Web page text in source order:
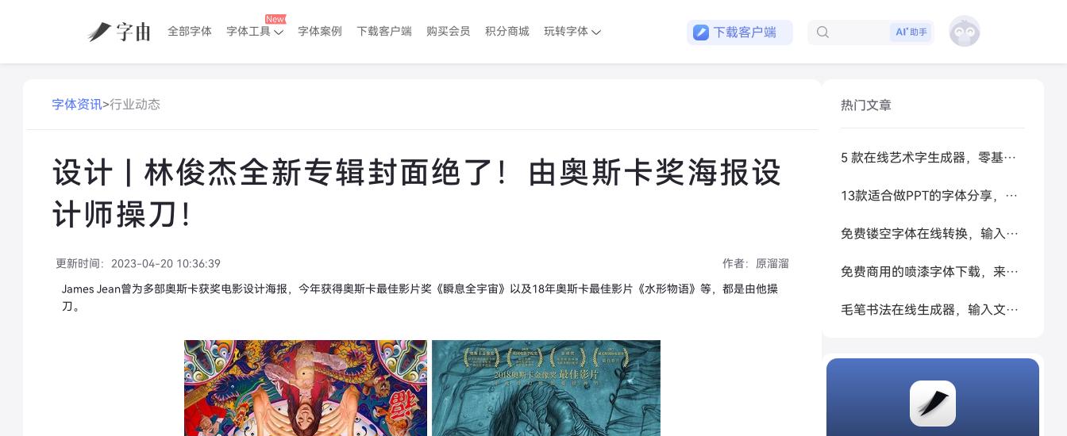
全部字体 字体工具 字体案例 下载客户端 购买会员 积分商城 玩转字体
免费领取会员
助手
字体资讯>行业动态
设计 | 林俊杰全新专辑封面绝了！由奥斯卡奖海报设
计师操刀！
更新时间： 2023-04-20 10:36:39 作者： 原溜溜
James Jean曾为多部奥斯卡获奖电影设计海报，今年获得奥斯卡最佳影片奖《瞬息全宇宙》以及18年奥斯卡最佳影片《水形物语》等，都是由他操
刀。
热门文章
5 款在线艺术字生成器，零基础做高级感标题
13款适合做PPT的字体分享，让你的PPT更好看
免费镂空字体在线转换，输入文字秒生成可复制空心艺术字
免费商用的喷漆字体下载，来试试让 AI 帮你生成
毛笔书法在线生成器，输入文字秒变书法大家